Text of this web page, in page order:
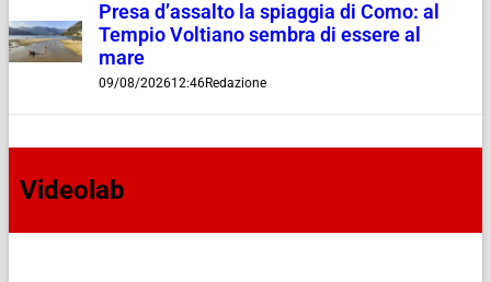
Presa d’assalto la spiaggia di Como: al
Tempio Voltiano sembra di essere al
mare
09/08/202612:46Redazione
Videolab